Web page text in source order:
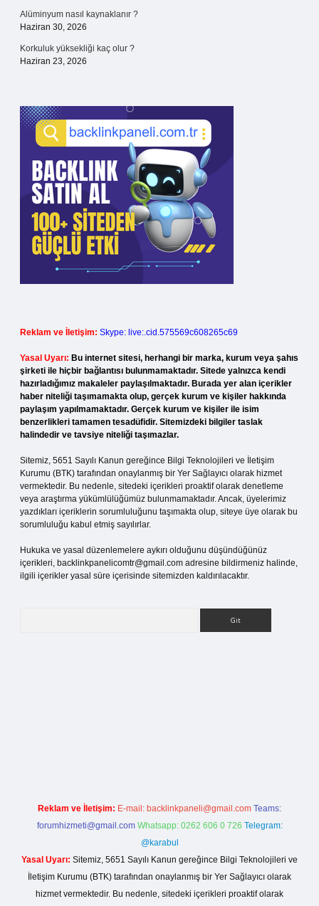
Alüminyum nasıl kaynaklanır ?
Haziran 30, 2026
Korkuluk yüksekliği kaç olur ?
Haziran 23, 2026
Reklam ve İletişim: Skype: live:.cid.575569c608265c69
Yasal Uyarı: Bu internet sitesi, herhangi bir marka, kurum veya şahıs
şirketi ile hiçbir bağlantısı bulunmamaktadır. Sitede yalnızca kendi
hazırladığımız makaleler paylaşılmaktadır. Burada yer alan içerikler
haber niteliği taşımamakta olup, gerçek kurum ve kişiler hakkında
paylaşım yapılmamaktadır. Gerçek kurum ve kişiler ile isim
benzerlikleri tamamen tesadüfidir. Sitemizdeki bilgiler taslak
halindedir ve tavsiye niteliği taşımazlar.
Sitemiz, 5651 Sayılı Kanun gereğince Bilgi Teknolojileri ve İletişim
Kurumu (BTK) tarafından onaylanmış bir Yer Sağlayıcı olarak hizmet
vermektedir. Bu nedenle, sitedeki içerikleri proaktif olarak denetleme
veya araştırma yükümlülüğümüz bulunmamaktadır. Ancak, üyelerimiz
yazdıkları içeriklerin sorumluluğunu taşımakta olup, siteye üye olarak bu
sorumluluğu kabul etmiş sayılırlar.
Hukuka ve yasal düzenlemelere aykırı olduğunu düşündüğünüz
içerikleri, backlinkpanelicomtr@gmail.com adresine bildirmeniz halinde,
ilgili içerikler yasal süre içerisinde sitemizden kaldırılacaktır.
Reklam ve İletişim: E-mail: backlinkpaneli@gmail.com Teams:
forumhizmeti@gmail.com Whatsapp: 0262 606 0 726 Telegram:
@karabul
Yasal Uyarı: Sitemiz, 5651 Sayılı Kanun gereğince Bilgi Teknolojileri ve
İletişim Kurumu (BTK) tarafından onaylanmış bir Yer Sağlayıcı olarak
hizmet vermektedir. Bu nedenle, sitedeki içerikleri proaktif olarak